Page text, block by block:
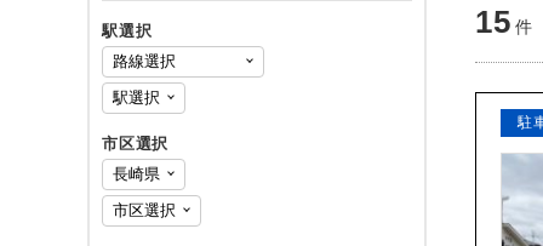
15 件
駐
駅選択
市区選択